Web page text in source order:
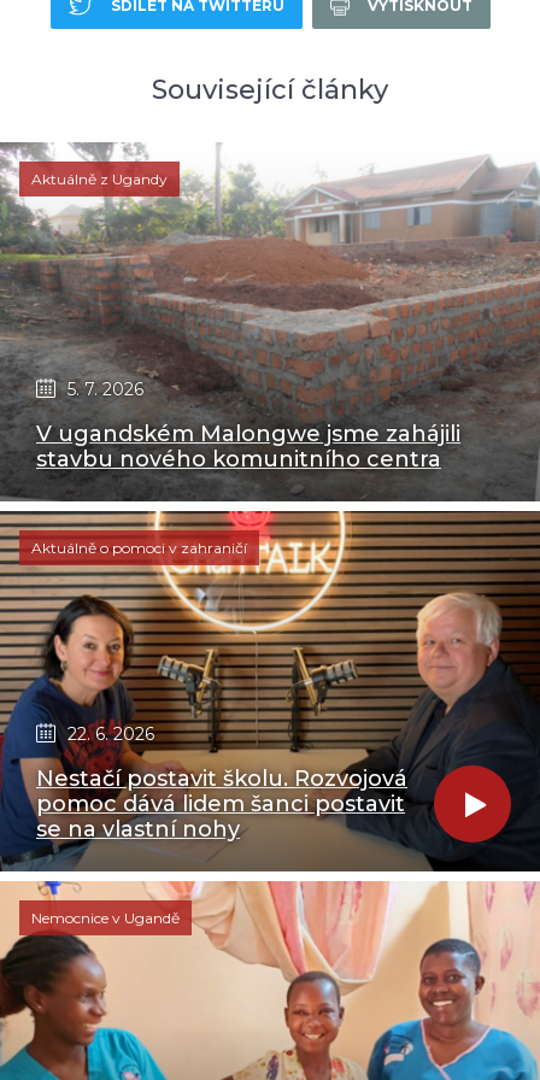
SDÍLET NA TWITTERU VYTISKNOUT
Související články
Aktuálně z Ugandy
5. 7. 2026
V ugandském Malongwe jsme zahájili
stavbu nového komunitního centra
Aktuálně o pomoci v zahraničí
22. 6. 2026
Nestačí postavit školu. Rozvojová
pomoc dává lidem šanci postavit
se na vlastní nohy
Nemocnice v Ugandě